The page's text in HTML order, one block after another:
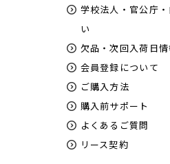
学校法人・官公庁
い
欠品・次回入荷日
会員登録について
ご購入方法
購入前サポート
よくあるご質問
リース契約